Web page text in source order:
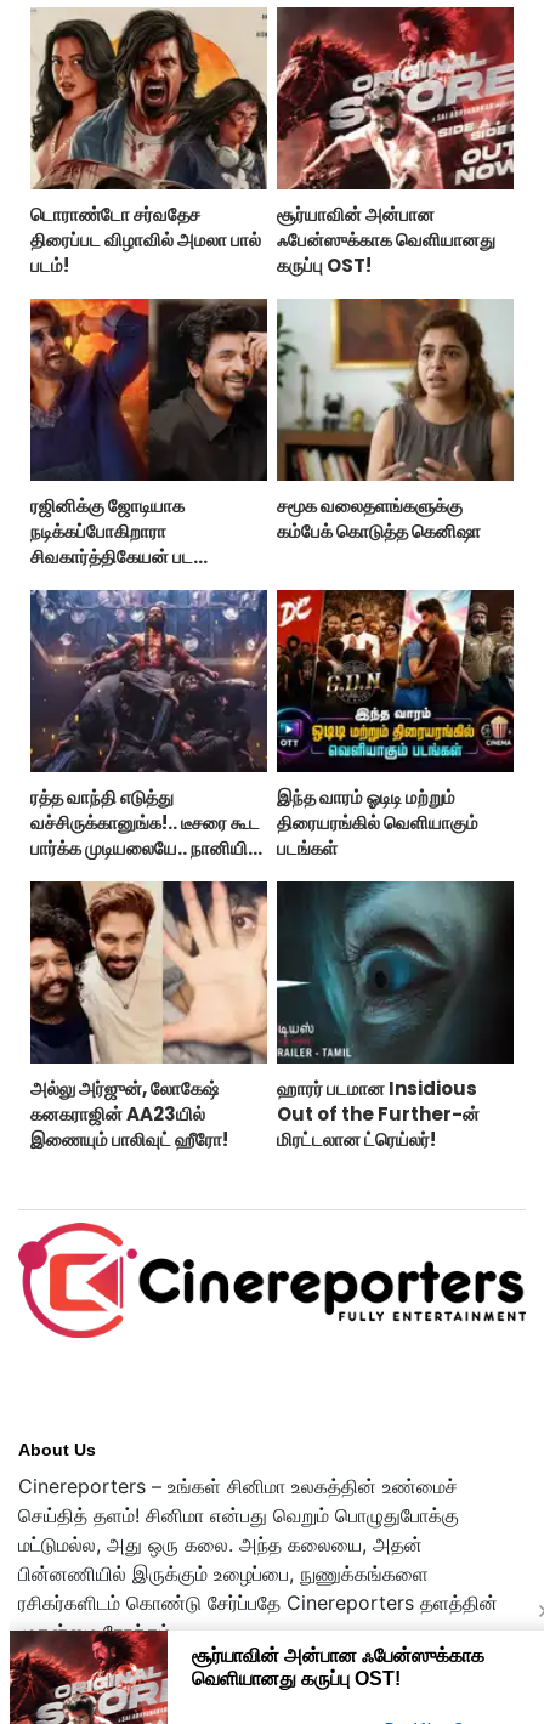
டொராண்டோ சர்வதேச
திரைப்பட விழாவில் அமலா பால்
படம்!
சூர்யாவின் அன்பான
ஃபேன்ஸுக்காக வெளியானது
கருப்பு OST!
ரஜினிக்கு ஜோடியாக
நடிக்கப்போகிறாரா
சிவகார்த்திகேயன் பட
சமூக வலைதளங்களுக்கு
கம்பேக் கொடுத்த கெனிஷா
ரத்த வாந்தி எடுத்து
வச்சிருக்கானுங்க!.. டீசரை கூட
பார்க்க முடியலையே.. நானியின்
இந்த வாரம் ஓடிடி மற்றும்
திரையரங்கில் வெளியாகும்
படங்கள்
அல்லு அர்ஜுன், லோகேஷ்
கனகராஜின் AA23யில்
இணையும் பாலிவுட் ஹீரோ!
ஹாரர் படமான Insidious
Out of the Further-ன்
மிரட்டலான ட்ரெய்லர்!
About Us
Cinereporters – உங்கள் சினிமா உலகத்தின் உண்மைச்
செய்தித் தளம்! சினிமா என்பது வெறும் பொழுதுபோக்கு
மட்டுமல்ல, அது ஒரு கலை. அந்த கலையை, அதன்
பின்னணியில் இருக்கும் உழைப்பை, நுணுக்கங்களை
ரசிகர்களிடம் கொண்டு சேர்ப்பதே Cinereporters தளத்தின்
முதன்மை நோக்கம்.